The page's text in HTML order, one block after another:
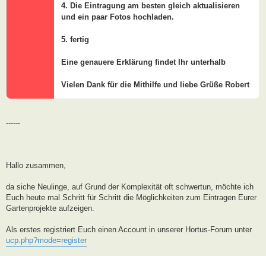
4. Die Eintragung am besten gleich aktualisieren
und ein paar Fotos hochladen.
5. fertig
Eine genauere Erklärung findet Ihr unterhalb
Vielen Dank für die Mithilfe und liebe Grüße Robert
------
Hallo zusammen,
da siche Neulinge, auf Grund der Komplexität oft schwertun, möchte ich
Euch heute mal Schritt für Schritt die Möglichkeiten zum Eintragen Eurer
Gartenprojekte aufzeigen.
Als erstes registriert Euch einen Account in unserer Hortus-Forum unter
ucp.php?mode=register